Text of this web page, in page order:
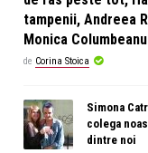
tampenii, Andreea
Monica Columbeanu
de Corina Stoica
Simona
colega
dintre noi